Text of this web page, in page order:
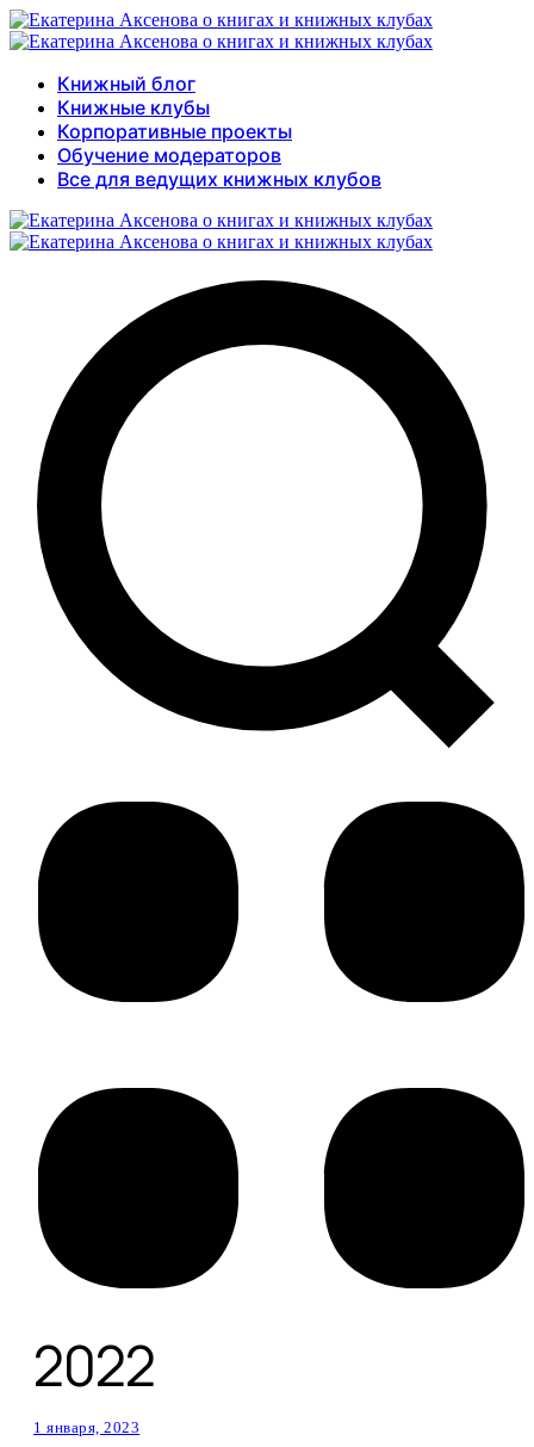
Книжный блог
Книжные клубы
Корпоративные проекты
Обучение модераторов
Все для ведущих книжных клубов
2022
1 января, 2023